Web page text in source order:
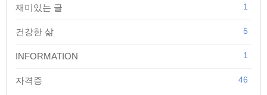
재미있는 글 1
건강한 삶 5
INFORMATION 1
자격증 46